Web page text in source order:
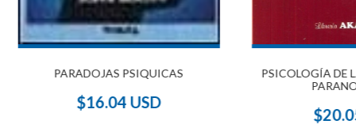
PARADOJAS PSIQUICAS
$16.04 USD
PSICOLOGÍA DE